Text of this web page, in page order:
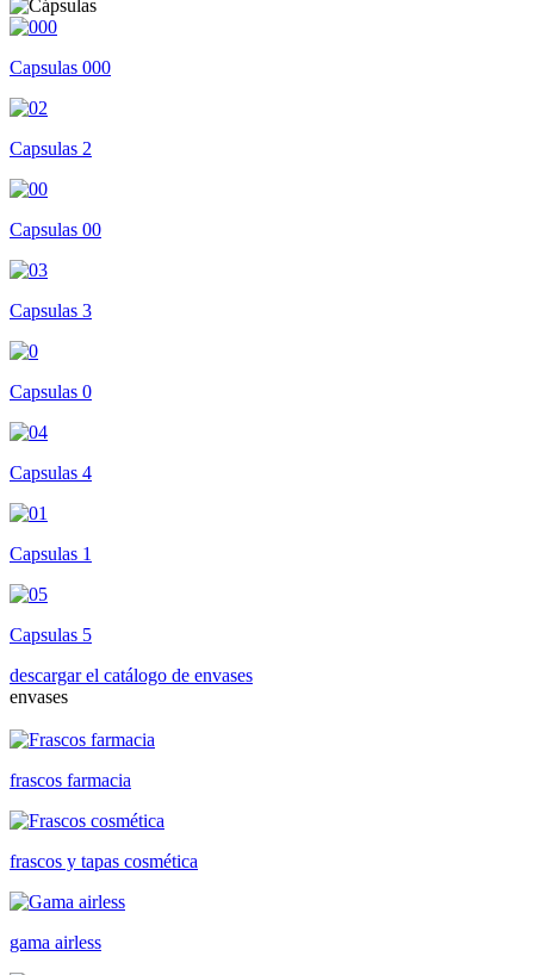
Capsulas 000
Capsulas 2
Capsulas 00
Capsulas 3
Capsulas 0
Capsulas 4
Capsulas 1
Capsulas 5
descargar el catálogo de envases
envases
frascos farmacia
frascos y tapas cosmética
gama airless